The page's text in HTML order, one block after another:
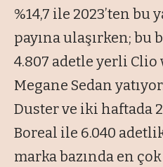
%14,7 ile 2023’ten bu
payına ulaşırken; bu
4.807 adetle yerli Clio
Megane Sedan
Duster ve iki haftada
Boreal ile 6.040
marka bazında en